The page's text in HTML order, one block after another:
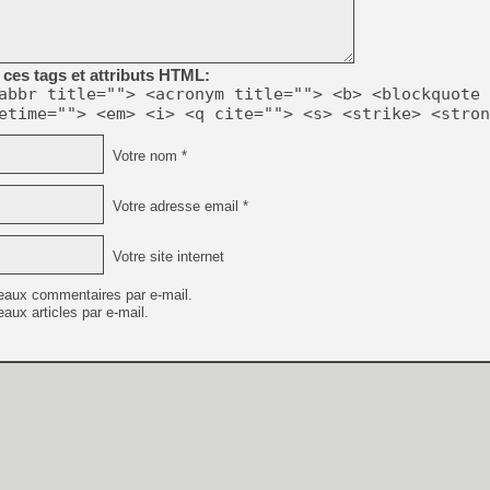
tags et attributs HTML:
title=""> <acronym title=""> <b> <blockquote
<em> <i> <q cite=""> <s> <strike>
Votre nom *
Votre adresse email *
Votre site internet
commentaires par e-mail.
articles par e-mail.